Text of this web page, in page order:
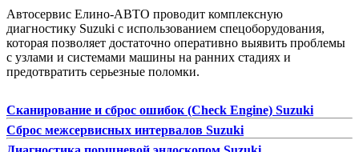
Автосервис Елино-АВТО проводит комплексную
диагностику Suzuki с использованием спецоборудования,
которая позволяет достаточно оперативно выявить проблемы
с узлами и системами машины на ранних стадиях и
предотвратить серьезные поломки.
Сканирование и сброс ошибок (Check Engine) Suzuki
Сброс межсервисных интервалов Suzuki